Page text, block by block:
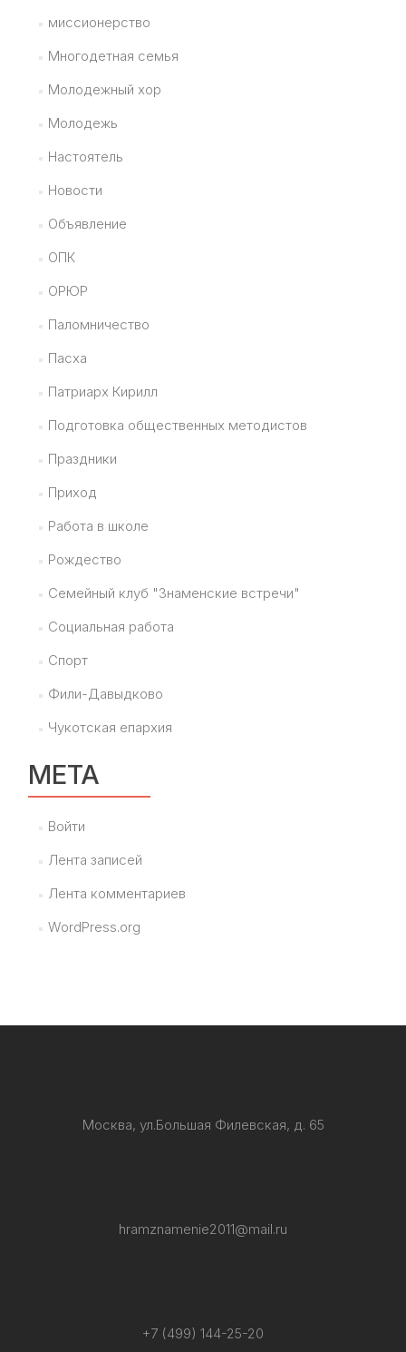
миссионерство
Многодетная семья
Молодежный хор
Молодежь
Настоятель
Новости
Объявление
ОПК
ОРЮР
Паломничество
Пасха
Патриарх Кирилл
Подготовка общественных методистов
Праздники
Приход
Работа в школе
Рождество
Семейный клуб "Знаменские встречи"
Социальная работа
Спорт
Фили-Давыдково
Чукотская епархия
МЕТА
Войти
Лента записей
Лента комментариев
WordPress.org
Москва, ул.Большая Филевская, д. 65
hramznamenie2011@mail.ru
+7 (499) 144-25-20